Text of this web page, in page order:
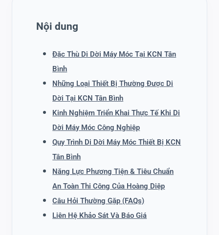
Nội dung
Đặc Thù Di Dời Máy Móc Tại KCN Tân
Bình
Những Loại Thiết Bị Thường Được Di
Dời Tại KCN Tân Bình
Kinh Nghiệm Triển Khai Thực Tế Khi Di
Dời Máy Móc Công Nghiệp
Quy Trình Di Dời Máy Móc Thiết Bị KCN
Tân Bình
Năng Lực Phương Tiện & Tiêu Chuẩn
An Toàn Thi Công Của Hoàng Diệp
Câu Hỏi Thường Gặp (FAQs)
Liên Hệ Khảo Sát Và Báo Giá